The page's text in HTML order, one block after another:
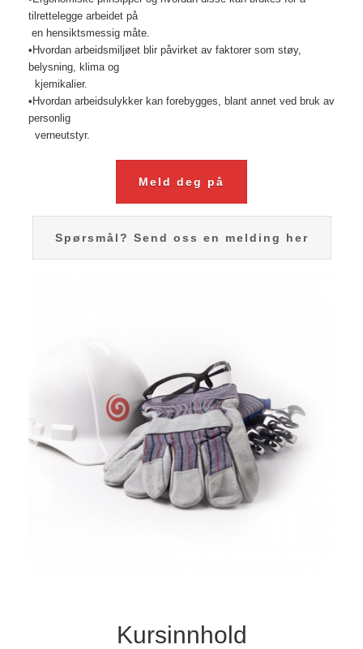
tilrettelegge arbeidet på
en hensiktsmessig måte.
•Hvordan arbeidsmiljøet blir påvirket av faktorer som støy,
belysning, klima og
kjemikalier.
•Hvordan arbeidsulykker kan forebygges, blant annet ved bruk av
personlig
verneutstyr.
Meld deg på
Spørsmål? Send oss en melding her
Kursinnhold